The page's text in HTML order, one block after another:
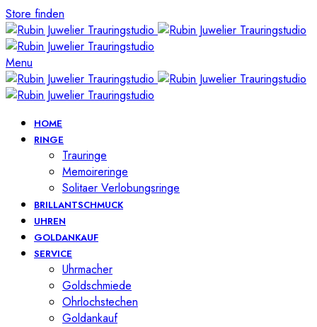
Store finden
Menu
HOME
RINGE
Trauringe
Memoireringe
Solitaer Verlobungsringe
BRILLANTSCHMUCK
UHREN
GOLDANKAUF
SERVICE
Uhrmacher
Goldschmiede
Ohrlochstechen
Goldankauf